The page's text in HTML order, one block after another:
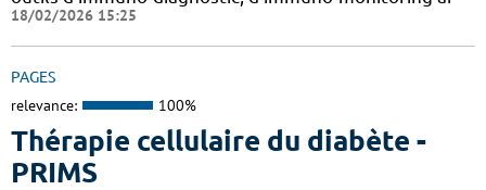
18/02/2026 15:25
PAGES
relevance: 100%
Thérapie cellulaire du diabète -
PRIMS